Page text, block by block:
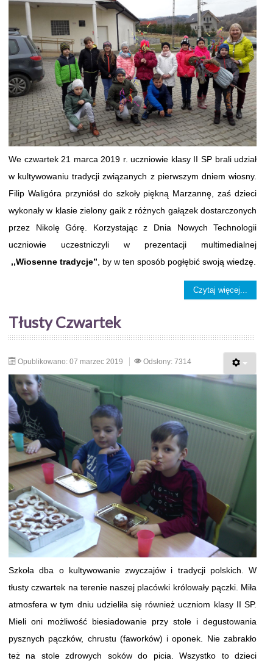
We czwartek 21 marca 2019 r. uczniowie klasy II SP brali udział
w kultywowaniu tradycji związanych z pierwszym dniem wiosny.
Filip Waligóra przyniósł do szkoły piękną Marzannę, zaś dzieci
wykonały w klasie zielony gaik z różnych gałązek dostarczonych
przez Nikolę Górę. Korzystając z Dnia Nowych Technologii
uczniowie uczestniczyli w prezentacji multimedialnej
,,Wiosenne tradycje” , by w ten sposób pogłębić swoją wiedzę.
Czytaj więcej...
Tłusty Czwartek
Opublikowano: 07 marzec 2019 Odsłony: 7314
Szkoła dba o kultywowanie zwyczajów i tradycji polskich. W
tłusty czwartek na terenie naszej placówki królowały pączki. Miła
atmosfera w tym dniu udzieliła się również uczniom klasy II SP.
Mieli oni możliwość biesiadowanie przy stole i degustowania
pysznych pączków, chrustu (faworków) i oponek. Nie zabrakło
też na stole zdrowych soków do picia. Wszystko to dzieci